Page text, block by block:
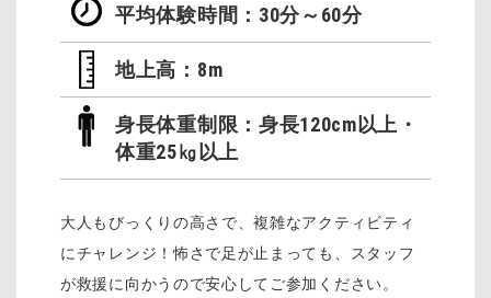
平均体験時間：30分～60分
地上高：8m
身長体重制限：身長120cm以上・
体重25㎏以上
大人もびっくりの高さで、複雑なアクティビティ
にチャレンジ！怖さで足が止まっても、スタッフ
が救援に向かうので安心してご参加ください。